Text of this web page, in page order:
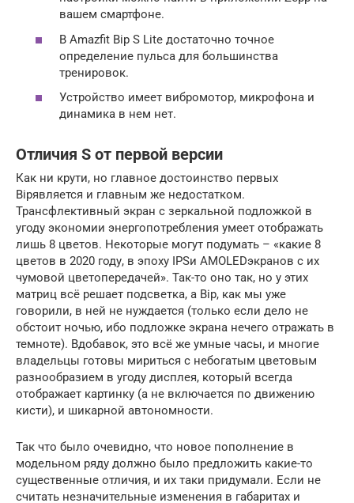
вашем смартфоне.
В Amazfit Bip S Lite достаточно точное
определение пульса для большинства
тренировок.
Устройство имеет вибромотор, микрофона и
динамика в нем нет.
Отличия S от первой версии
Как ни крути, но главное достоинство первых
Bipявляется и главным же недостатком.
Трансфлективный экран с зеркальной подложкой в
угоду экономии энергопотребления умеет отображать
лишь 8 цветов. Некоторые могут подумать – «какие 8
цветов в 2020 году, в эпоху IPSи AMOLEDэкранов с их
чумовой цветопередачей». Так-то оно так, но у этих
матриц всё решает подсветка, а Bip, как мы уже
говорили, в ней не нуждается (только если дело не
обстоит ночью, ибо подложке экрана нечего отражать в
темноте). Вдобавок, это всё же умные часы, и многие
владельцы готовы мириться с небогатым цветовым
разнообразием в угоду дисплея, который всегда
отображает картинку (а не включается по движению
кисти), и шикарной автономности.
Так что было очевидно, что новое пополнение в
модельном ряду должно было предложить какие-то
существенные отличия, и их таки придумали. Если не
считать незначительные изменения в габаритах и